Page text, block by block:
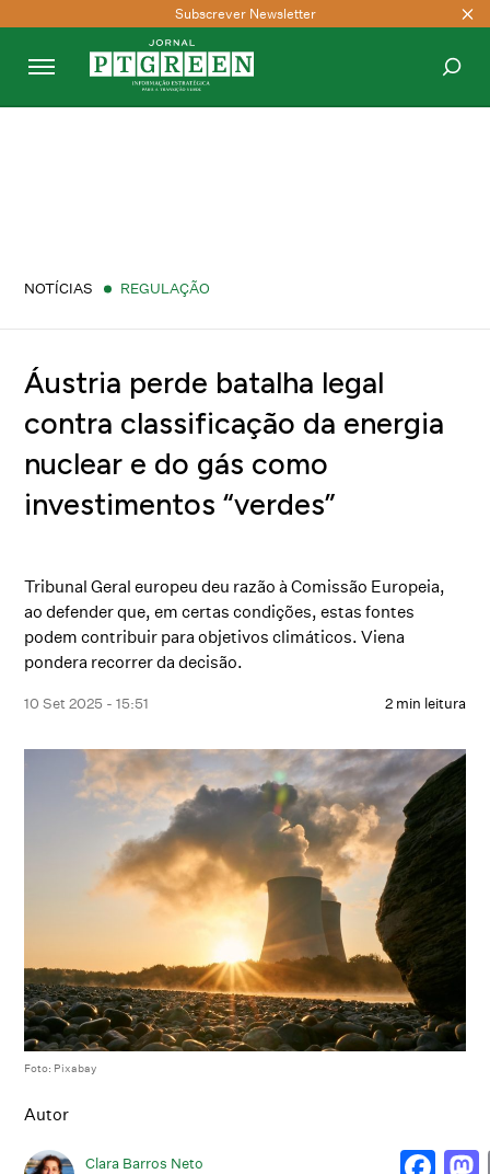
Subscrever Newsletter
NOTÍCIAS REGULAÇÃO
Áustria perde batalha legal
contra classificação da energia
nuclear e do gás como
investimentos “verdes”
Tribunal Geral europeu deu razão à Comissão Europeia,
ao defender que, em certas condições, estas fontes
podem contribuir para objetivos climáticos. Viena
pondera recorrer da decisão.
10 Set 2025 - 15:51 2 min leitura
Foto: Pixabay
Autor
Clara Barros Neto